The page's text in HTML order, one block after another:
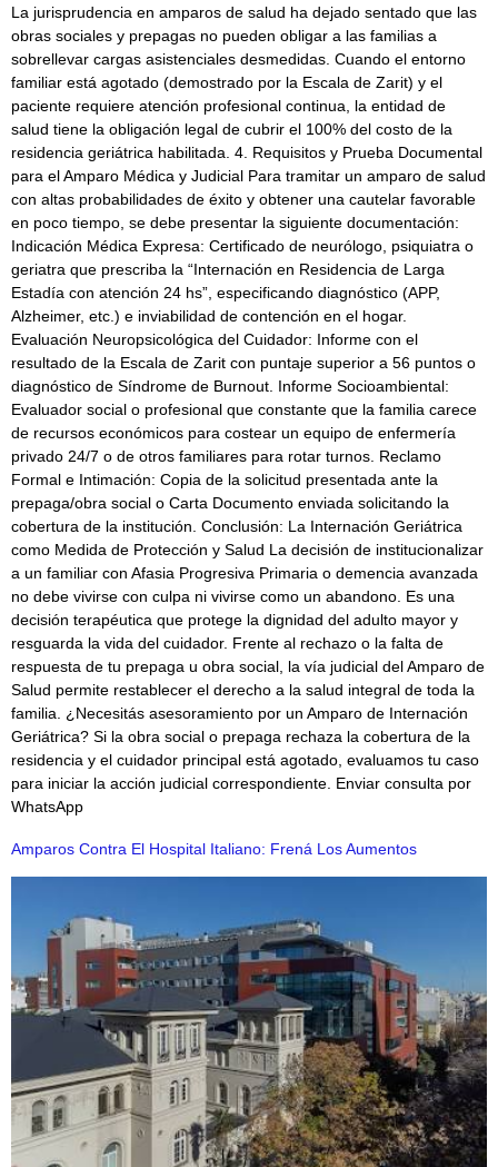
La jurisprudencia en amparos de salud ha dejado sentado que las
obras sociales y prepagas no pueden obligar a las familias a
sobrellevar cargas asistenciales desmedidas. Cuando el entorno
familiar está agotado (demostrado por la Escala de Zarit) y el
paciente requiere atención profesional continua, la entidad de
salud tiene la obligación legal de cubrir el 100% del costo de la
residencia geriátrica habilitada. 4. Requisitos y Prueba Documental
para el Amparo Médica y Judicial Para tramitar un amparo de salud
con altas probabilidades de éxito y obtener una cautelar favorable
en poco tiempo, se debe presentar la siguiente documentación:
Indicación Médica Expresa: Certificado de neurólogo, psiquiatra o
geriatra que prescriba la “Internación en Residencia de Larga
Estadía con atención 24 hs”, especificando diagnóstico (APP,
Alzheimer, etc.) e inviabilidad de contención en el hogar.
Evaluación Neuropsicológica del Cuidador: Informe con el
resultado de la Escala de Zarit con puntaje superior a 56 puntos o
diagnóstico de Síndrome de Burnout. Informe Socioambiental:
Evaluador social o profesional que constante que la familia carece
de recursos económicos para costear un equipo de enfermería
privado 24/7 o de otros familiares para rotar turnos. Reclamo
Formal e Intimación: Copia de la solicitud presentada ante la
prepaga/obra social o Carta Documento enviada solicitando la
cobertura de la institución. Conclusión: La Internación Geriátrica
como Medida de Protección y Salud La decisión de institucionalizar
a un familiar con Afasia Progresiva Primaria o demencia avanzada
no debe vivirse con culpa ni vivirse como un abandono. Es una
decisión terapéutica que protege la dignidad del adulto mayor y
resguarda la vida del cuidador. Frente al rechazo o la falta de
respuesta de tu prepaga u obra social, la vía judicial del Amparo de
Salud permite restablecer el derecho a la salud integral de toda la
familia. ¿Necesitás asesoramiento por un Amparo de Internación
Geriátrica? Si la obra social o prepaga rechaza la cobertura de la
residencia y el cuidador principal está agotado, evaluamos tu caso
para iniciar la acción judicial correspondiente. Enviar consulta por
WhatsApp
Amparos Contra El Hospital Italiano: Frená Los Aumentos